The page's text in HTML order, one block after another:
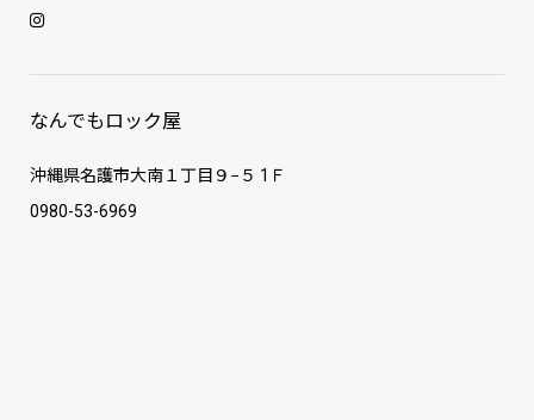
なんでもロック屋
沖縄県名護市大南１丁目９−５ 1Ｆ
0980-53-6969